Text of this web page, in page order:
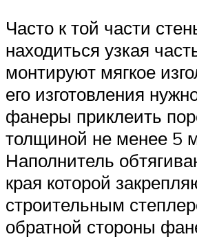
Часто к той части
находиться узкая
монтируют мягкое
его изготовления
фанеры приклеить
толщиной не менее 5
Наполнитель
края которой
строительным
обратной стороны